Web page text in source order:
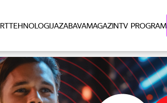
TEHNOLOGIJAZABAVAMAGAZINTV PROGRAM